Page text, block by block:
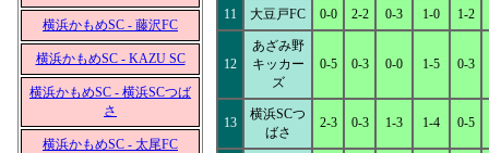
横浜かもめSC - 藤沢FC
横浜かもめSC - KAZU SC
横浜かもめSC - 横浜SCつば
さ
横浜かもめSC - 太尾FC
11 大豆戸FC 0-0 2-2 0-3 1-0 1-2
12
あざみ野
キッカー
ズ
0-5 0-3 0-0 1-5 0-3
13
横浜SCつ
ばさ
2-3 0-3 1-3 1-4 0-5